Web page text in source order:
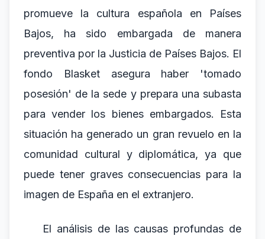
promueve la cultura española en Países
Bajos, ha sido embargada de manera
preventiva por la Justicia de Países Bajos. El
fondo Blasket asegura haber 'tomado
posesión' de la sede y prepara una subasta
para vender los bienes embargados. Esta
situación ha generado un gran revuelo en la
comunidad cultural y diplomática, ya que
puede tener graves consecuencias para la
imagen de España en el extranjero.
El análisis de las causas profundas de